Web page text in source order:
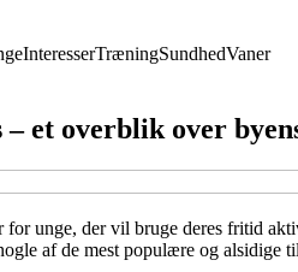
InteresserTræningSundhedVaner
et overblik over
for unge, der vil bruge deres fritid
af de mest populære og alsidige